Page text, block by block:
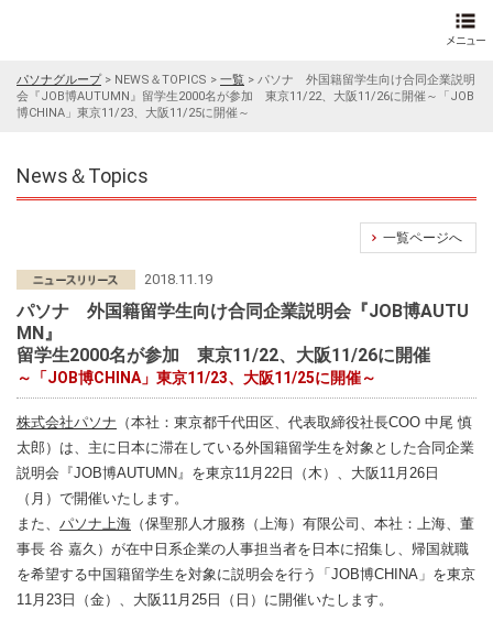
パソナグループ> NEWS＆TOPICS > 一覧 > パソナ 外国籍留学生向け合同企業説明
会『JOB博AUTUMN』留学生2000名が参加 東京11/22、大阪11/26に開催～「JOB
博CHINA」東京11/23、大阪11/25に開催～
News＆Topics
一覧ページへ
2018.11.19
パソナ 外国籍留学生向け合同企業説明会『JOB博AUTU
MN』
留学生2000名が参加 東京11/22、大阪11/26に開催
～「JOB博CHINA」東京11/23、大阪11/25に開催～
株式会社パソナ （本社：東京都千代田区、代表取締役社長COO 中尾 慎
太郎）は、主に日本に滞在している外国籍留学生を対象とした合同企業
説明会『JOB博AUTUMN』を東京11月22日（木）、大阪11月26日
（月）で開催いたします。
また、 パソナ上海 （保聖那人才服務（上海）有限公司、本社：上海、董
事長 谷 嘉久）が在中日系企業の人事担当者を日本に招集し、帰国就職
を希望する中国籍留学生を対象に説明会を行う「JOB博CHINA」を東京
11月23日（金）、大阪11月25日（日）に開催いたします。